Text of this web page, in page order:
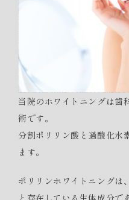
当院のホワイトニングは歯
術です。
分割ポリリン酸と過酸化水
ます。
ポリリンホワイトニングは